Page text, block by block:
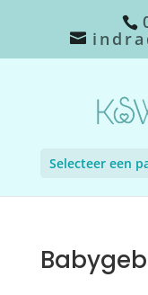
Selecteer een